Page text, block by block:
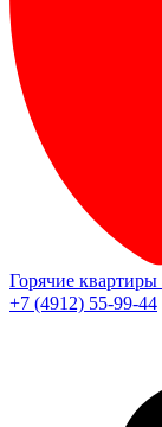
Горячие квартиры
+7 (4912) 55-99-44